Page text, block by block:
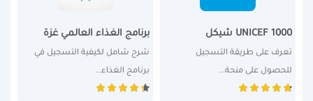
UNICEF 1000 شيكل
للحصول على منحة...
برنامج الغذاء العالمي غزة
برنامج الغذاء...